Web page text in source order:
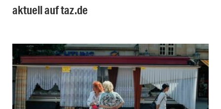
aktuell auf taz.de